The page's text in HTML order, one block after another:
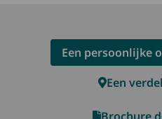
Een persoonlijke
Een